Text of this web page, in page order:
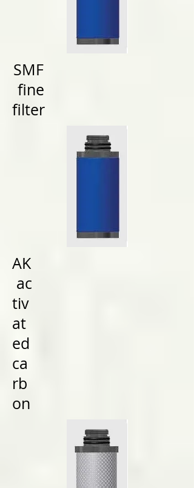
SMF
fine
filter
AK
ac
tiv
at
ed
ca
rb
on